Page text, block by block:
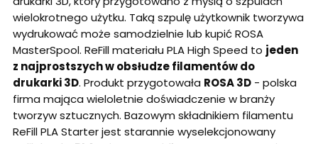
wielokrotnego użytku. Taką szpulę użytkownik tworzywa
wydrukować może samodzielnie lub kupić ROSA
MasterSpool. ReFill materiału PLA High Speed to jeden
z najprostszych w obsłudze filamentów do
drukarki 3D. Produkt przygotowała ROSA 3D - polska
firma mająca wieloletnie doświadczenie w branży
tworzyw sztucznych. Bazowym składnikiem filamentu
ReFill PLA Starter jest starannie wyselekcjonowany